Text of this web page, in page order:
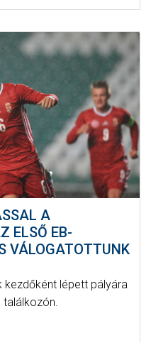
A
ELSŐ EB-
VÁLOGATOTTUNK
kezdőként lépett pályára
találkozón.